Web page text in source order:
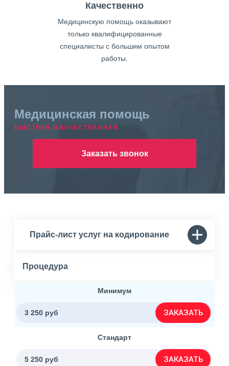
Качественно
Медицинскую помощь оказывают
только квалифицированные
специалисты с большим опытом
работы.
Медицинская помощь
БЫСТРАЯ И КАЧЕСТВЕННАЯ
Заказать звонок
Прайс-лист услуг на кодирование
Процедура
Минимум
3 250 руб ЗАКАЗАТЬ
Стандарт
5 250 руб ЗАКАЗАТЬ